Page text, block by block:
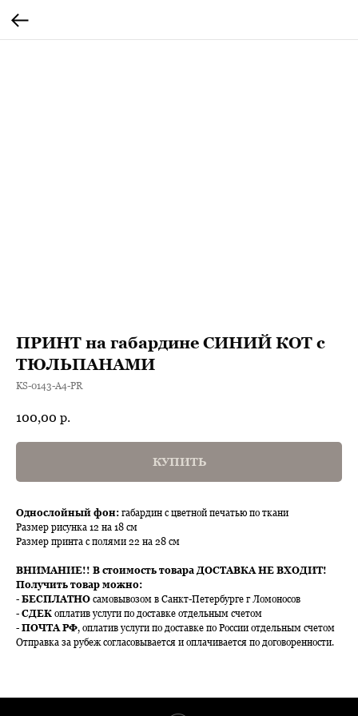
ПРИНТ на габардине СИНИЙ КОТ с
ТЮЛЬПАНАМИ
KS-0143-A4-PR
100,00 р.
КУПИТЬ
Однослойный фон: габардин с цветной печатью по ткани
Размер рисунка 12 на 18 см
Размер принта с полями 22 на 28 см
ВНИМАНИЕ!! В стоимость товара ДОСТАВКА НЕ ВХОДИТ!
Получить товар можно:
- БЕСПЛАТНО самовывозом в Санкт-Петербурге г Ломоносов
- СДЕК оплатив услуги по доставке отдельным счетом
- ПОЧТА РФ, оплатив услуги по доставке по России отдельным счетом
Отправка за рубеж согласовывается и оплачивается по договоренности.